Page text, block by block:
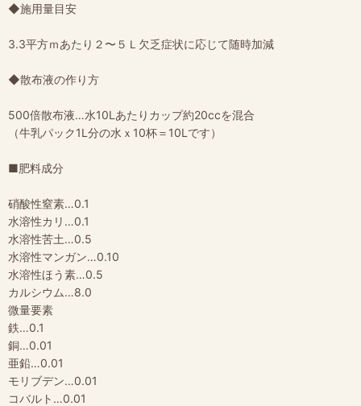
◆施用量目安
3.3平方ｍあたり２〜５Ｌ欠乏症状に応じて随時加減
◆散布液の作り方
500倍散布液…水10Lあたりカップ約20ccを混合
（牛乳パック1L分の水ｘ10杯＝10Lです）
■肥料成分
硝酸性窒素…0.1
水溶性カリ…0.1
水溶性苦土…0.5
水溶性マンガン…0.10
水溶性ほう素…0.5
カルシウム…8.0
微量要素
鉄…0.1
銅…0.01
亜鉛…0.01
モリブデン…0.01
コバルト…0.01